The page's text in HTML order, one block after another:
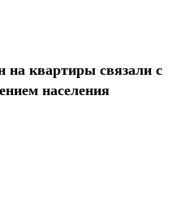
на квартиры связали с
населения